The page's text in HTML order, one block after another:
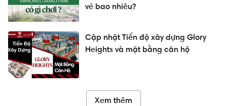
vé bao nhiêu?
Cập nhật Tiến độ xây dựng Glory
Heights và mặt bằng căn hộ
Xem thêm